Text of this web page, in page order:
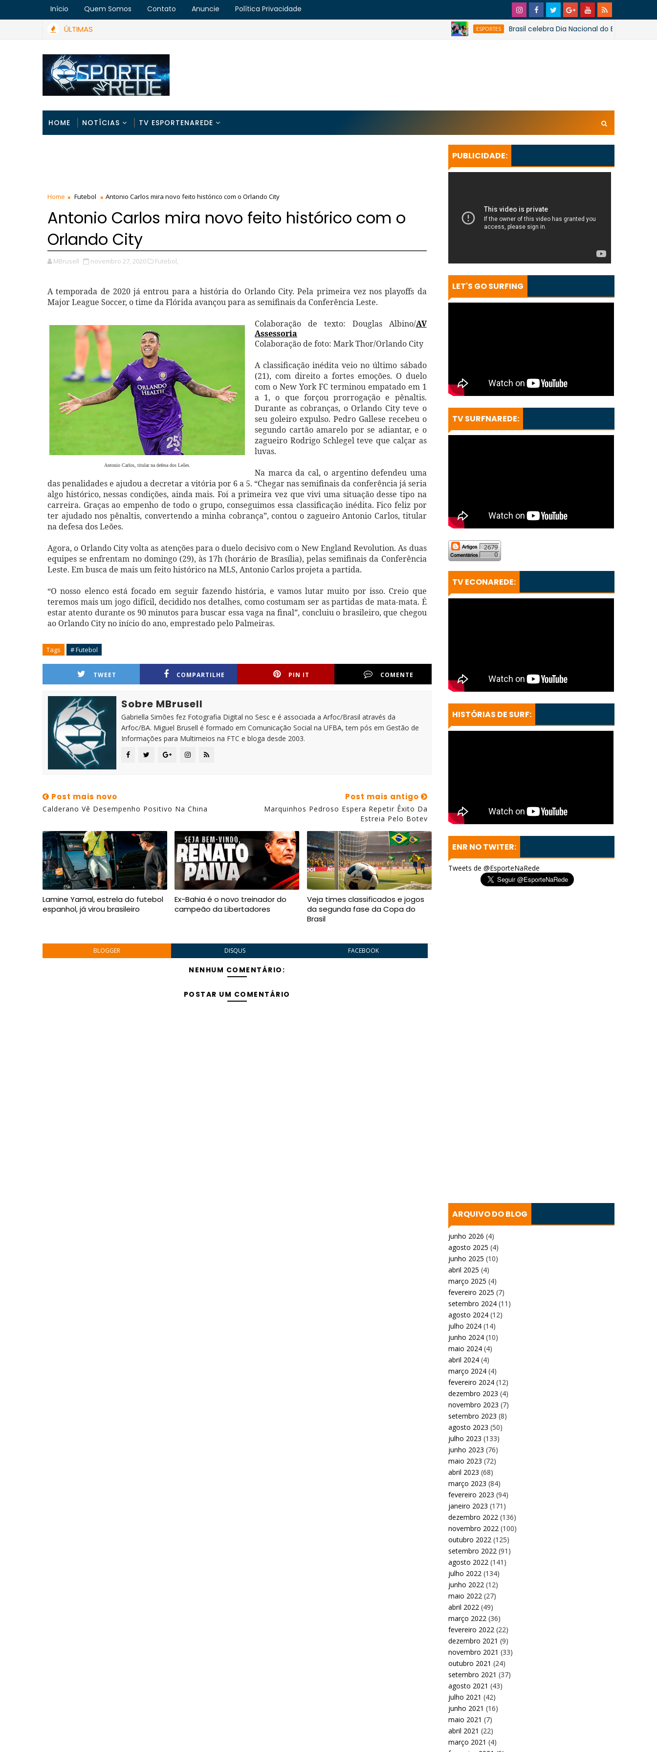
Início Quem Somos Contato Anuncie Política Privacidade
ÚLTIMAS ESPORTES Brasil celebra Dia Nacional do Esporte e Dia
HOME NOTÍCIAS TV ESPORTENAREDE
Home Futebol Antonio Carlos mira novo feito histórico com o Orlando City
Antonio Carlos mira novo feito histórico com o
Orlando City
MBrusell novembro 27, 2020 Futebol,
A temporada de 2020 já entrou para a história do Orlando City. Pela primeira vez nos playoffs da
Major League Soccer, o time da Flórida avançou para as semifinais da Conferência Leste.
Antonio Carlos, titular na defesa dos Leões.
Colaboração de texto: Douglas Albino/AV
Assessoria
Colaboração de foto: Mark Thor/Orlando City
A classificação inédita veio no último sábado
(21), com direito a fortes emoções. O duelo
com o New York FC terminou empatado em 1
a 1, o que forçou prorrogação e pênaltis.
Durante as cobranças, o Orlando City teve o
seu goleiro expulso. Pedro Gallese recebeu o
segundo cartão amarelo por se adiantar, e o
zagueiro Rodrigo Schlegel teve que calçar as
luvas.
Na marca da cal, o argentino defendeu uma
das penalidades e ajudou a decretar a vitória por 6 a 5. “Chegar nas semifinais da conferência já seria
algo histórico, nessas condições, ainda mais. Foi a primeira vez que vivi uma situação desse tipo na
carreira. Graças ao empenho de todo o grupo, conseguimos essa classificação inédita. Fico feliz por
ter ajudado nos pênaltis, convertendo a minha cobrança”, contou o zagueiro Antonio Carlos, titular
na defesa dos Leões.
Agora, o Orlando City volta as atenções para o duelo decisivo com o New England Revolution. As duas
equipes se enfrentam no domingo (29), às 17h (horário de Brasília), pelas semifinais da Conferência
Leste. Em busca de mais um feito histórico na MLS, Antonio Carlos projeta a partida.
“O nosso elenco está focado em seguir fazendo história, e vamos lutar muito por isso. Creio que
teremos mais um jogo difícil, decidido nos detalhes, como costumam ser as partidas de mata-mata. É
estar atento durante os 90 minutos para buscar essa vaga na final”, concluiu o brasileiro, que chegou
ao Orlando City no início do ano, emprestado pelo Palmeiras.
Tags # Futebol
TWEET COMPARTILHE PIN IT COMENTE
Sobre MBrusell
Gabriella Simões fez Fotografia Digital no Sesc e é associada a Arfoc/Brasil através da
Arfoc/BA. Miguel Brusell é formado em Comunicação Social na UFBA, tem pós em Gestão de
Informações para Multimeios na FTC e bloga desde 2003.
Post mais novo
Calderano Vê Desempenho Positivo Na China
Post mais antigo
Marquinhos Pedroso Espera Repetir Êxito Da
Estreia Pelo Botev
Lamine Yamal, estrela do futebol
espanhol, já virou brasileiro
Ex-Bahia é o novo treinador do
campeão da Libertadores
Veja times classificados e jogos
da segunda fase da Copa do
Brasil
BLOGGER DISQUS FACEBOOK
NENHUM COMENTÁRIO:
POSTAR UM COMENTÁRIO
PUBLICIDADE:
LET'S GO SURFING
TV SURFNAREDE:
2679
0
TV ECONAREDE:
HISTÓRIAS DE SURF:
ENR NO TWITER:
Tweets de @EsporteNaRede
ARQUIVO DO BLOG
junho 2026 (4)
agosto 2025 (4)
junho 2025 (10)
abril 2025 (4)
março 2025 (4)
fevereiro 2025 (7)
setembro 2024 (11)
agosto 2024 (12)
julho 2024 (14)
junho 2024 (10)
maio 2024 (4)
abril 2024 (4)
março 2024 (4)
fevereiro 2024 (12)
dezembro 2023 (4)
novembro 2023 (7)
setembro 2023 (8)
agosto 2023 (50)
julho 2023 (133)
junho 2023 (76)
maio 2023 (72)
abril 2023 (68)
março 2023 (84)
fevereiro 2023 (94)
janeiro 2023 (171)
dezembro 2022 (136)
novembro 2022 (100)
outubro 2022 (125)
setembro 2022 (91)
agosto 2022 (141)
julho 2022 (134)
junho 2022 (12)
maio 2022 (27)
abril 2022 (49)
março 2022 (36)
fevereiro 2022 (22)
dezembro 2021 (9)
novembro 2021 (33)
outubro 2021 (24)
setembro 2021 (37)
agosto 2021 (43)
julho 2021 (42)
junho 2021 (16)
maio 2021 (7)
abril 2021 (22)
março 2021 (4)